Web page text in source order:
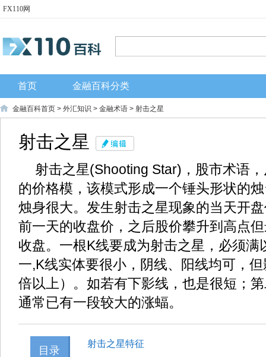
FX110网
首页 金融百科分类
金融百科首页 > 外汇知识 > 金融术语 > 射击之星
射击之星
射击之星(Shooting Star)，股市术语
的价格模，该模式形成一个锤头形状的
烛身很大。发生射击之星现象的当天开
前一天的收盘价，之后股价攀升到高点
收盘。一根K线要成为射击之星，必须满
一,K线实体要很小，阴线、阳线均可，
倍以上）。如若有下影线，也是很短；
通常已有一段较大的涨蝠。
目录
射击之星特征